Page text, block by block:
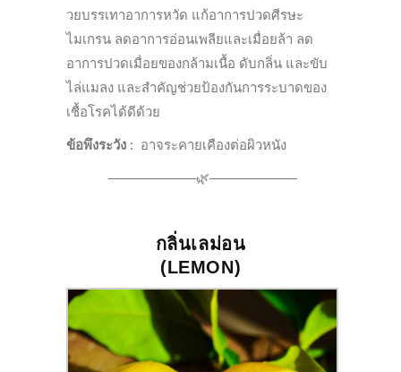
วยบรรเทาอาการหวัด แก้อาการปวดศีรษะ
ไมเกรน ลดอาการอ่อนเพลียและเมื่อยล้า ลด
อาการปวดเมื่อยของกล้ามเนื้อ ดับกลิ่น และขับ
ไล่แมลง และสำคัญช่วยป้องกันการระบาดของ
เชื้อโรคได้ดีด้วย
ข้อพึงระวัง : อาจระคายเคืองต่อผิวหนัง
——————–🌿——————–
กลิ่นเลม่อน
(LEMON)